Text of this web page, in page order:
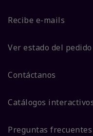
Recibe e-mails
Ver estado del pedido
Contáctanos
Catálogos
Preguntas frecuentes